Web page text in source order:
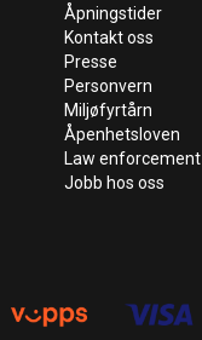
Åpningstider
Kontakt oss
Presse
Personvern
Miljøfyrtårn
Åpenhetsloven
Law enforcement
Jobb hos oss